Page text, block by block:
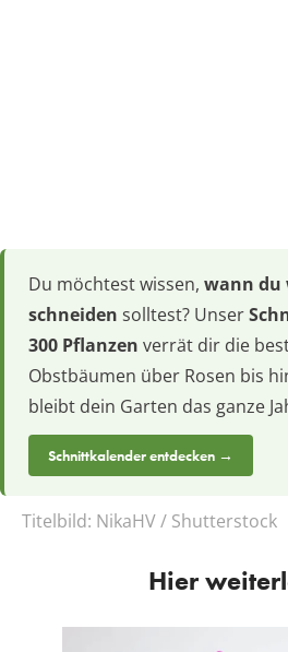
Du möchtest wissen, wann du
schneiden solltest? Unser
300 Pflanzen verrät dir die
Obstbäumen über Rosen bis
bleibt dein Garten das ganze
Schnittkalender entdecken →
Titelbild: NikaHV / Shutterstock
Hier